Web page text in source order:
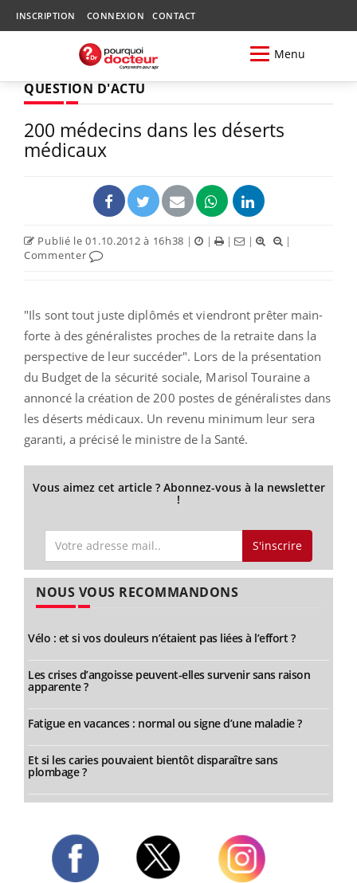
INSCRIPTION CONNEXION CONTACT
Menu
QUESTION D'ACTU
200 médecins dans les déserts
médicaux
Publié le 01.10.2012 à 16h38 | | | |
|
Commenter
"Ils sont tout juste diplômés et viendront prêter main-
forte à des généralistes proches de la retraite dans la
perspective de leur succéder". Lors de la présentation
du Budget de la sécurité sociale, Marisol Touraine a
annoncé la création de 200 postes de généralistes dans
les déserts médicaux. Un revenu minimum leur sera
garanti, a précisé le ministre de la Santé.
Vous aimez cet article ? Abonnez-vous à la newsletter
!
S'inscrire
NOUS VOUS RECOMMANDONS
Vélo : et si vos douleurs n’étaient pas liées à l’effort ?
Les crises d’angoisse peuvent-elles survenir sans raison
apparente ?
Fatigue en vacances : normal ou signe d’une maladie ?
Et si les caries pouvaient bientôt disparaître sans
plombage ?